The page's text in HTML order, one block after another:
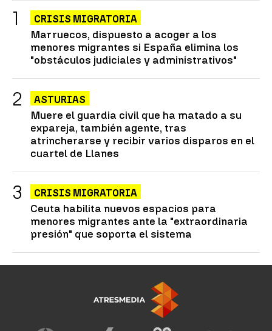
CRISIS MIGRATORIA
Marruecos, dispuesto a acoger a los
menores migrantes si España elimina los
"obstáculos judiciales y administrativos"
ASTURIAS
Muere el guardia civil que ha matado a su
expareja, también agente, tras
atrincherarse y recibir varios disparos en el
cuartel de Llanes
CRISIS MIGRATORIA
Ceuta habilita nuevos espacios para
menores migrantes ante la "extraordinaria
presión" que soporta el sistema